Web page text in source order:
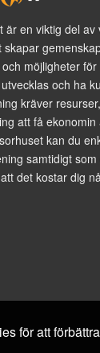
är en viktig del av
skapar
möjligheter
och ha
kräver
att få ekonomin
kan du
samtidigt
det kostar dig
för att